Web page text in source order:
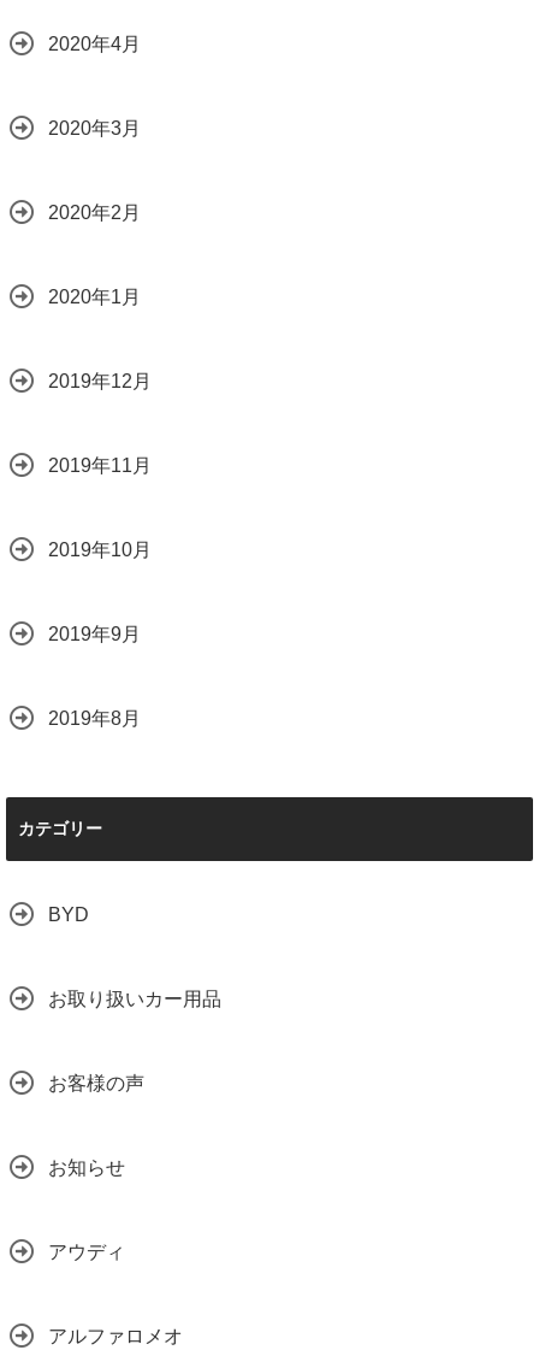
2020年4月
2020年3月
2020年2月
2020年1月
2019年12月
2019年11月
2019年10月
2019年9月
2019年8月
カテゴリー
BYD
お取り扱いカー用品
お客様の声
お知らせ
アウディ
アルファロメオ